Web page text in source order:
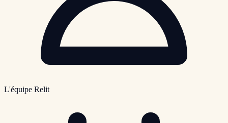
L'équipe Relit